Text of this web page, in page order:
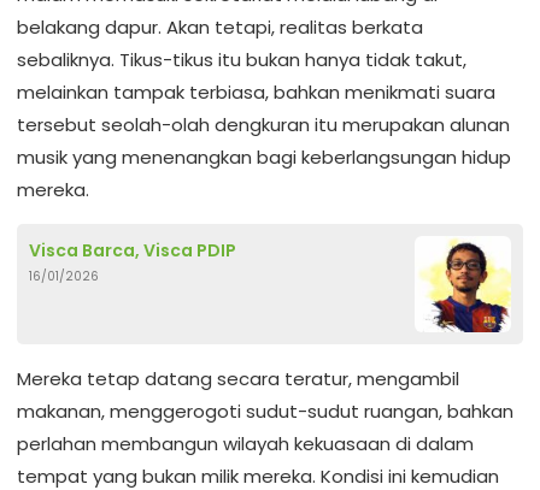
belakang dapur. Akan tetapi, realitas berkata
sebaliknya. Tikus-tikus itu bukan hanya tidak takut,
melainkan tampak terbiasa, bahkan menikmati suara
tersebut seolah-olah dengkuran itu merupakan alunan
musik yang menenangkan bagi keberlangsungan hidup
mereka.
Visca Barca, Visca PDIP
16/01/2026
Mereka tetap datang secara teratur, mengambil
makanan, menggerogoti sudut-sudut ruangan, bahkan
perlahan membangun wilayah kekuasaan di dalam
tempat yang bukan milik mereka. Kondisi ini kemudian